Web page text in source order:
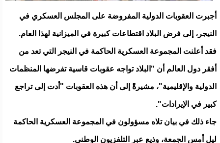
أجبرت العقوبات الدولية المفروضة على المجلس العسكري في
النيجر، إلى فرض البلاد اقتطاعات كبيرة في الميزانية لهذا العام.
فقد أعلنت المجموعة العسكرية الحاكمة في النيجر التي تعد من
أفقر دول العالم أن "البلاد تواجه عقوبات قاسية تفرضها المنظمات
الدولية والإقليمية"، مشيرةً إلى أن هذه العقوبات "أدت إلى تراجع
كبير في الإيرادات".
جاء ذلك في بيان تلاه مسؤولون في المجموعة العسكرية الحاكمة
ليل أمس الجمعة، وذيع عبر التلفزيون الوطني.